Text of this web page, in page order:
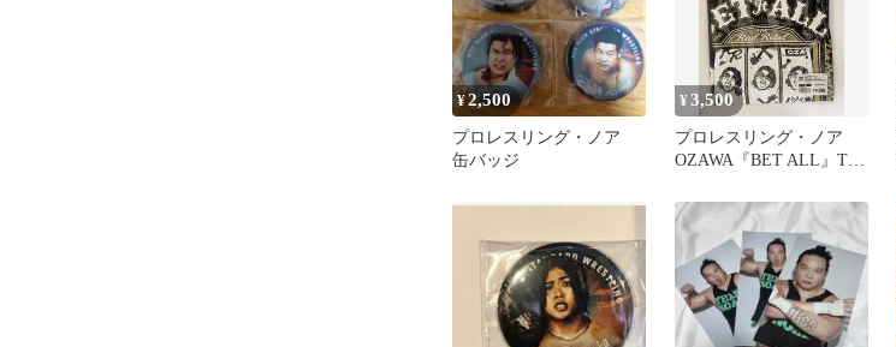
¥2,500
プロレスリング・ノア
缶バッジ
¥3,500
プロレスリング・ノア
OZAWA『BET ALL』Tシ